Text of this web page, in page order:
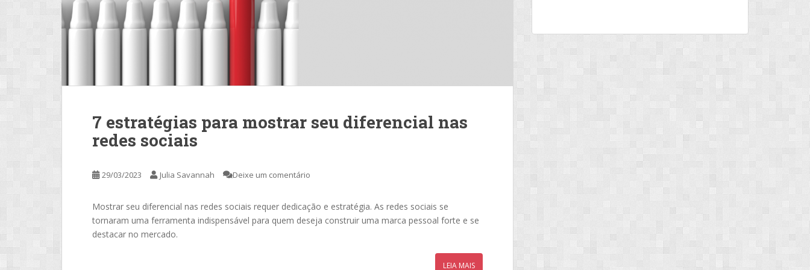
7 estratégias para mostrar seu diferencial nas
redes sociais
29/03/2023 Julia Savannah Deixe um comentário
Mostrar seu diferencial nas redes sociais requer dedicação e estratégia. As redes sociais se
tornaram uma ferramenta indispensável para quem deseja construir uma marca pessoal forte e se
destacar no mercado.
LEIA MAIS